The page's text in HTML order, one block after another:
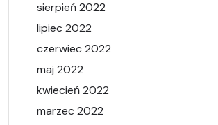
sierpień 2022
lipiec 2022
czerwiec 2022
maj 2022
kwiecień 2022
marzec 2022